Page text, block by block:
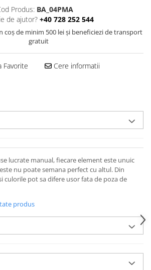
Produs: BA_04PMA
de ajutor? +40 728 252 544
coș de minim 500 lei și beneficiezi de transport
gratuit
Favorite Cere informatii
lucrate manual, fiecare element este unuic
nu poate semana perfect cu altul. Din
culorile pot sa difere usor fata de poza de
produs